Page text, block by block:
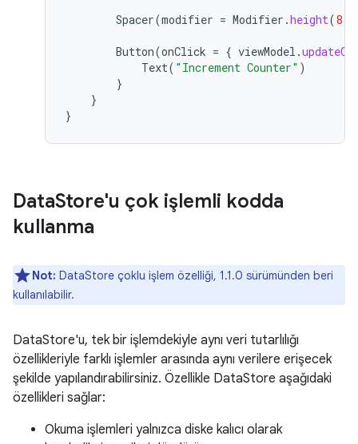
Spacer(modifier = Modifier .height(8.
Button(onClick = { viewModel .
Text( "Increment Counter" )
}
}
}
DataStore'u çok işlemli kodda
kullanma
Not: DataStore çoklu işlem özelliği, 1.1.0 sürümünden beri
kullanılabilir.
DataStore'u, tek bir işlemdekiyle aynı veri tutarlılığı
özellikleriyle farklı işlemler arasında aynı verilere erişecek
şekilde yapılandırabilirsiniz. Özellikle DataStore aşağıdaki
özellikleri sağlar:
Okuma işlemleri yalnızca diske kalıcı olarak